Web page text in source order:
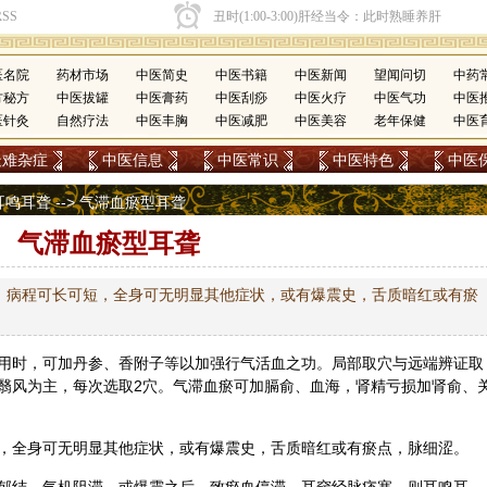
名院 药材市场 中医简史 中医书籍 中医新闻 望闻问切
中药
秘方
中医拔罐 中医膏药 中医刮痧 中医火疗 中医气功
中医
针灸
自然疗法 中医丰胸 中医减肥 中医美容 老年保健 中医
杂症 中医信息 中医常识 中医特色 中医
鸣耳聋--> 气滞血瘀型耳聋
气滞血瘀型耳聋
程可长可短，全身可无明显其他症状，或有爆震史，舌质暗红或有瘀
时，可加丹参 、香附子等以加强行气活血之功。局部取穴与远端辨证取
风为主，每次选取2穴。气滞血瘀可加膈俞、血海，肾精亏损加肾俞、
全身可无明显其他症状，或有爆震史，舌质暗红或有瘀点，脉细涩。